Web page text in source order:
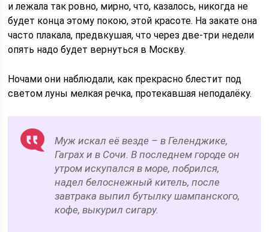
и лежала так ровно, мирно, что, казалось, никогда не
будет конца этому покою, этой красоте. На закате она
часто плакала, предвкушая, что через две-три недели
опять надо будет вернуться в Москву.
Ночами они наблюдали, как прекрасно блестит под
светом луны мелкая речка, протекавшая неподалёку.
Муж искал её везде – в Геленджике,
Гаграх и в Сочи. В последнем городе он
утром искупался в море, побрился,
надел белоснежный китель, после
завтрака выпил бутылку шампанского,
кофе, выкурил сигару.